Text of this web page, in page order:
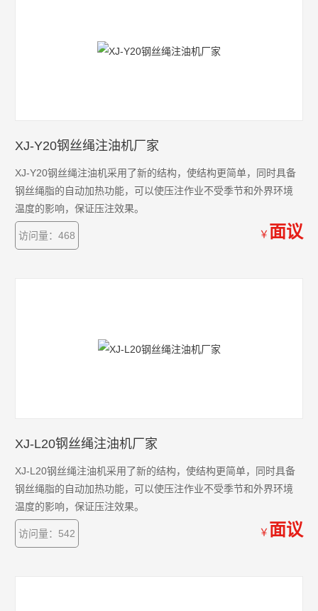
XJ-Y20钢丝绳注油机厂家
XJ-Y20钢丝绳注油机采用了新的结构，使结构更简单，同时具备
钢丝绳脂的自动加热功能，可以使压注作业不受季节和外界环境
温度的影响，保证压注效果。
访问量：468 ￥ 面议
XJ-L20钢丝绳注油机厂家
XJ-L20钢丝绳注油机采用了新的结构，使结构更简单，同时具备
钢丝绳脂的自动加热功能，可以使压注作业不受季节和外界环境
温度的影响，保证压注效果。
访问量：542 ￥ 面议